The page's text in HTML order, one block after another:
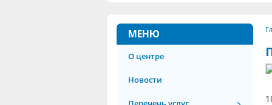
МЕНЮ
О центре
Новости